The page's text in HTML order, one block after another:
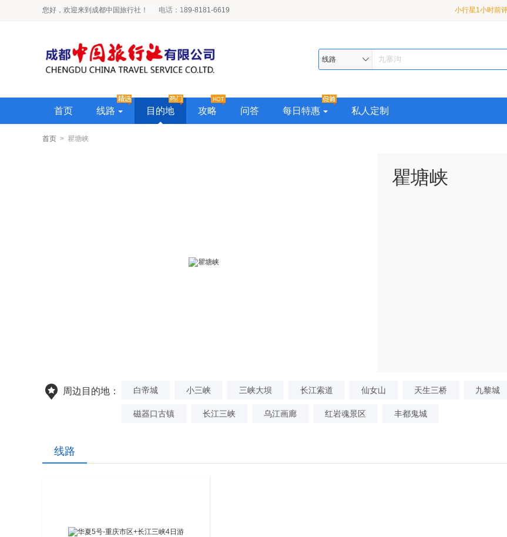
您好，欢迎来到成都中国旅行社！ 电话 ：189-8181-6619 小行星1小时前
九寨•黄龙•熊猫
超级座驾•品质
漠河8分钟前评
熊猫乐园或都江
线路
首页 线路 目的地 攻略 问答 每日特惠 私人定制
首页 > 瞿塘峡
瞿塘峡
周边目的地： 白帝城 小三峡 三峡大坝 长江索道 仙女山 天生三桥 九黎城
磁器口古镇 长江三峡 乌江画廊 红岩魂景区 丰都鬼城
线路